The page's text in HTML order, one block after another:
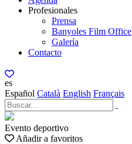
Profesionales
Prensa
Banyoles Film Office
Galería
Contacto
es
Español Català English Français
Evento deportivo
Añadir a favoritos